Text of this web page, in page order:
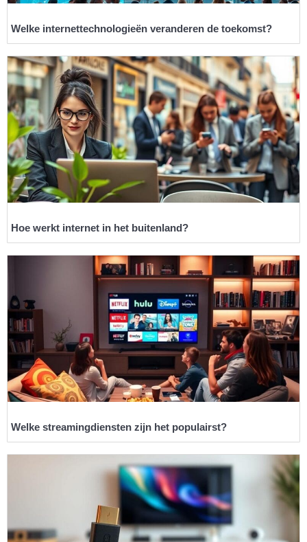
Welke internettechnologieën veranderen de toekomst?
Hoe werkt internet in het buitenland?
Welke streamingdiensten zijn het populairst?